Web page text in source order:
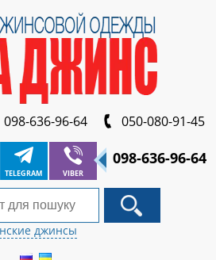
098-636-96-64 050-080-91-45
TELEGRAM VIBER
098-636-96-64
джинсы